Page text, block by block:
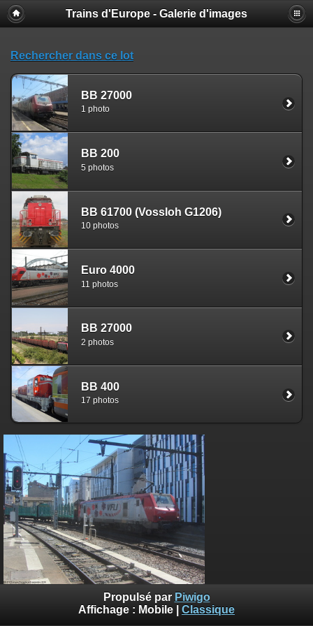
Trains d'Europe - Galerie d'images
Rechercher dans ce lot
BB 27000
1 photo
BB 200
5 photos
BB 61700 (Vossloh G1206)
10 photos
Euro 4000
11 photos
BB 27000
2 photos
BB 400
17 photos
Propulsé par Piwigo
Affichage : Mobile Classique